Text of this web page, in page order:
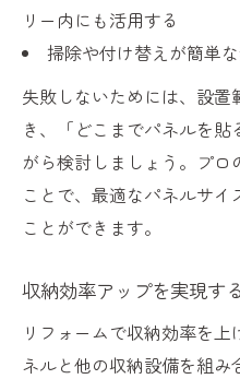
リー内にも活用する
掃除や付け替えが簡単
失敗しないためには、設
き、「どこまでパネルを
がら検討しましょう。プロ
ことで、最適なパネルサ
ことができます。
収納効率アップを実現す
リフォームで収納効率を
ネルと他の収納設備を組